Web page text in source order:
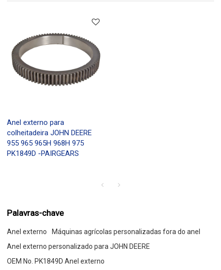
Anel externo para
colheitadeira JOHN DEERE
955 965 965H 968H 975
PK1849D -PAIRGEARS
Palavras-chave
Anel externo
Máquinas agrícolas personalizadas fora do anel
Anel externo personalizado para JOHN DEERE
OEM No. PK1849D Anel externo